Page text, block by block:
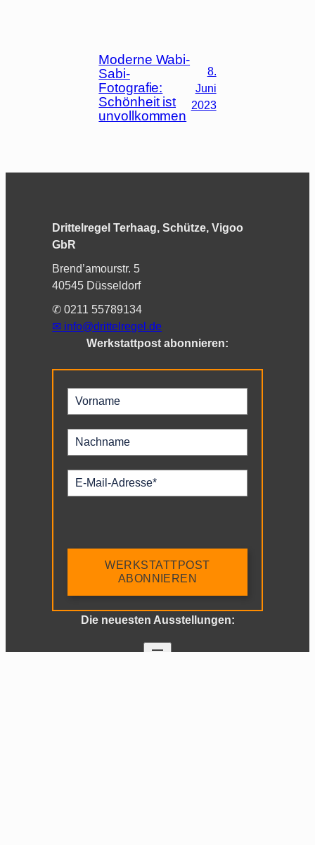
Moderne Wabi-
Sabi-
Fotografie:
Schönheit ist
unvollkommen
8.
Juni
2023
Drittelregel Terhaag, Schütze, Vigoo
GbR
Brend’amourstr. 5
40545 Düsseldorf
✆ 0211 55789134
✉︎ info@drittelregel.de
Werkstattpost abonnieren:
WERKSTATTPOST
ABONNIEREN
Die neuesten Ausstellungen: